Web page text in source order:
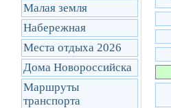
Малая земля
Набережная
Места отдыха 2026
Дома Новороссийска
Маршруты
транcпорта